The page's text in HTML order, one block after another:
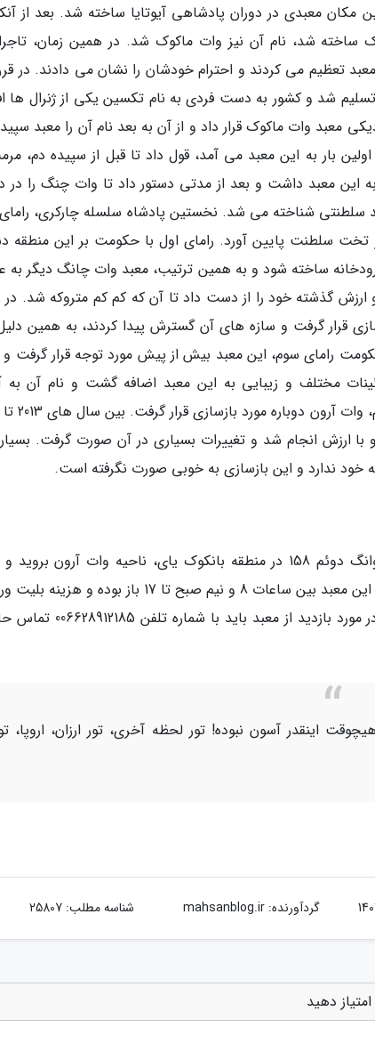
مکان معبدی در دوران پادشاهی آیوتایا ساخته شد. بعد از
ساخته شد، نام آن نیز وات ماکوک شد. در همین زمان،
تسلیم شد و کشور به دست فردی به نام تکسین یکی از ژنرال ها
معبد وات ماکوک قرار داد و از آن به بعد نام آن را معبد
بار به این معبد می آمد، قول داد تا قبل از سپیده دم،
معبد داشت و بعد از مدتی دستور داد تا وات چنگ را در
سلطنتی شناخته می شد. نخستین پادشاه سلسله چارکری،
از تخت سلطنت پایین آورد. رامای اول با حکومت بر این منطقه
ساخته شود و به همین ترتیب، معبد وات چانگ دیگر به
گذشته خود را از دست داد تا آن که کم کم متروکه شد. در
قرار گرفت و سازه های آن گسترش پیدا کردند، به همین
حکومت رامای سوم، این معبد بیش از پیش مورد توجه قرار گرفت و
مختلف و زیبایی به این معبد اضافه گشت و نام آن به
با ارزش انجام شد و تغییرات بسیاری در آن صورت گرفت.
ندارد و این بازسازی به خوبی صورت نگرفته است.
برای بازدید از معبد وات آرون بانکوک باید به کوچه وانگ دوئم 158 در منطقه بانکوک یای، ناحیه وات آرون
دسترسی به آن می توانید از مترو و اتوبوس بهره ببرید. این معبد بین ساعات 8 و نیم صبح تا 17 باز
آن 50 بات تایلندی است. برای کسب اطلاعات بیشتر در مورد بازدید از
اینقدر آسون نبوده! تور لحظه آخری، تور ارزان، اروپا،
گردآورنده:mahsanblog.ir شناسه مطلب: 25807
دهید